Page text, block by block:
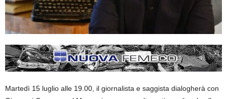
Martedì 15 luglio alle 19.00, il giornalista e saggista dialogherà con